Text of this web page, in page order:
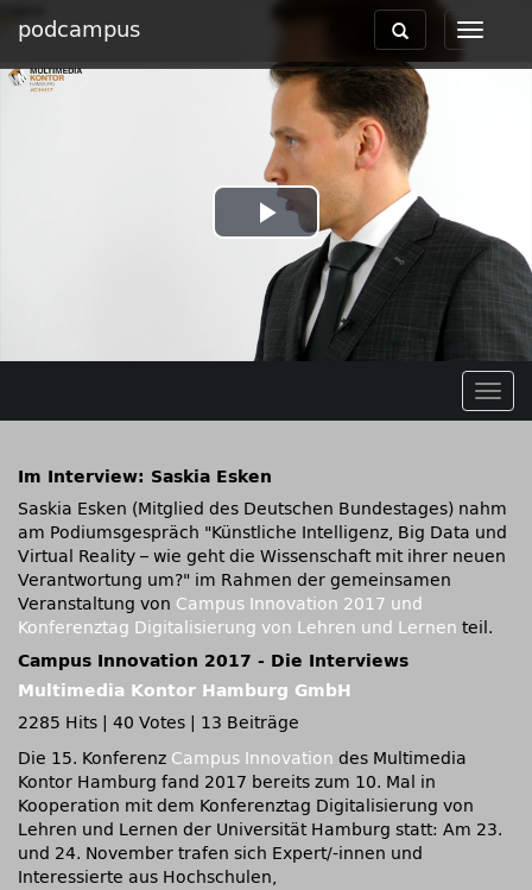
podcampus
Toggle
Toggle
navigation
Play
Video
Im Interview: Saskia Esken
Saskia Esken (Mitglied des Deutschen Bundestages) nahm
am Podiumsgespräch
Künstliche Intelligenz, Big Data und
Virtual Reality – wie geht die Wissenschaft mit ihrer neuen
Verantwortung um?
im Rahmen der gemeinsamen
Veranstaltung von Campus Innovation 2017 und
Konferenztag Digitalisierung von Lehren und Lernen teil.
Campus Innovation 2017 - Die Interviews
Multimedia Kontor Hamburg GmbH
2285 Hits
40 Votes
13 Beiträge
Die 15. Konferenz Campus Innovation des Multimedia
Kontor Hamburg fand 2017 bereits zum 10. Mal in
Kooperation mit dem Konferenztag Digitalisierung von
Lehren und Lernen der Universität Hamburg statt: Am 23.
und 24. November trafen sich Expert/-innen und
Interessierte aus Hochschulen,